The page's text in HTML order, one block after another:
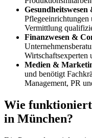
Gesundheitswesen
Pflegeeinrichtungen
Vermittlung
Finanzwesen &
Wirtschaftsexperten
Medien &
und benötigt
Management, PR
Wie
in München?